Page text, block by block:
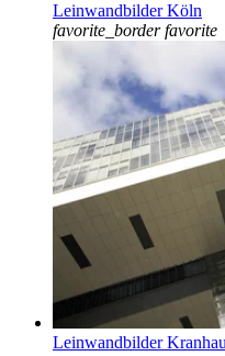
Leinwandbilder Köln
favorite_border favorite
Leinwandbilder